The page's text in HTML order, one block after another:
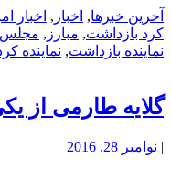
آخرین خبرها, اخبار , اخبار
کرد بازداشت, مبارز , مجلس
نماینده بازداشت, نماینده
گلایه طارمی از
| نوامبر 28, 2016